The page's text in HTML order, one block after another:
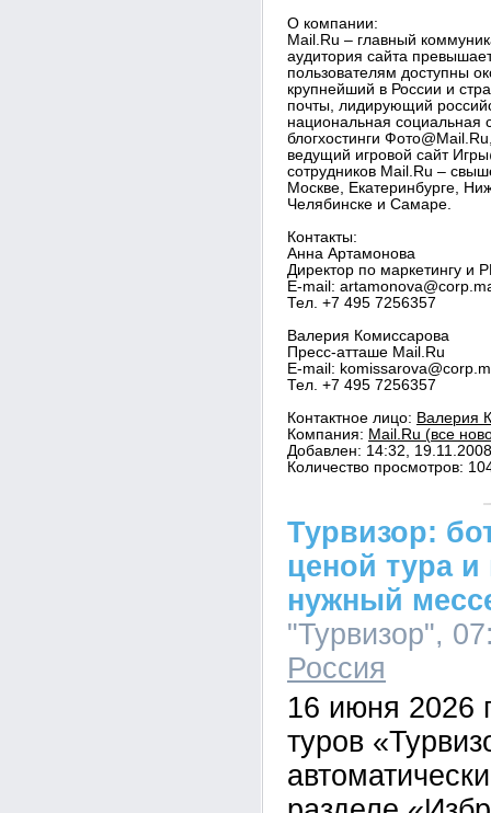
О компании:
Mail.Ru – главный
аудитория сайта
пользователям доступны
крупнейший в России и
почты, лидирующий
национальная
блогхостинги
ведущий игровой сайт
сотрудников Mail.Ru –
Москве, Екатеринбурге,
Челябинске и Самаре.
Контакты:
Анна Артамонова
Директор по маркетингу и
E-mail:
Тел. +7 495 7256357
Валерия Комиссарова
Пресс-атташе Mail.Ru
E-mail:
Тел. +7 495 7256357
Контактное лицо: Валерия
Компания: Mail.Ru (все
Добавлен: 14:32, 19.11.2008
Количество просмотров:
Турвизор:
ценой тура
нужный
"Турвизор",
Россия
16 июня 2026
туров